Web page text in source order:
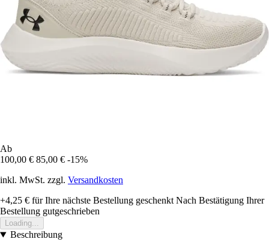
Ab
100,00 € 85,00 € -15%
inkl. MwSt. zzgl. Versandkosten
+4,25 € für Ihre nächste Bestellung geschenkt Nach Bestätigung Ihrer
Bestellung gutgeschrieben
Loading...
Beschreibung